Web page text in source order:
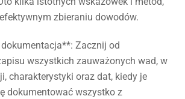
zbieraniu dowodów.
Zacznij od
wszystkich zauważonych wad, w
charakterystyki oraz dat, kiedy je
dokumentować wszystko z